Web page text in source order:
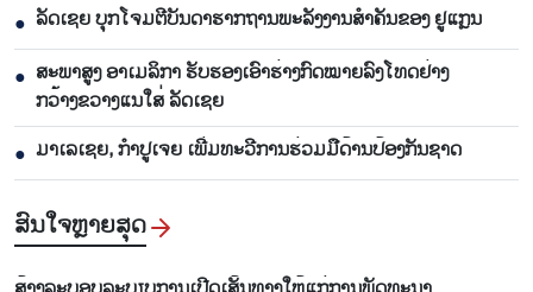
● ລັດເຊຍ ບຸກໂຈມຕີບັນດາຮາກຖານພະລັງງານສຳຄັນຂອງ ຢູແກຼນ
● ສະພາສູງ ອາເມລິກາ ຮັບຮອງເອົາຮ່າງກົດໝາຍລົງໂທດຢ່າງ
ກວ້າງຂວາງແນໃສ່ ລັດເຊຍ
● ມາເລເຊຍ, ກຳປູເຈຍ ເພີ່ມທະວີການຮ່ວມມືດ້ານປ້ອງກັນຊາດ
ສົນ​ໃຈ​ຫຼາຍ​ສຸດ